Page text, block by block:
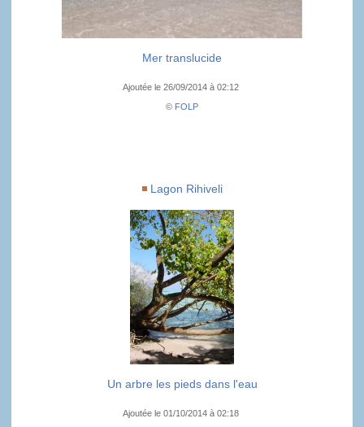
Mer translucide
Ajoutée le 26/09/2014 à 02:12
© FOLP
Lagon Rihiveli
Un arbre les pieds dans l'eau
Ajoutée le 01/10/2014 à 02:18